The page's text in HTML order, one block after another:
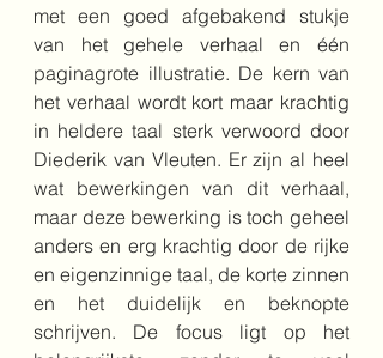
met een goed afgebakend stukje
van het gehele verhaal en één
paginagrote illustratie. De kern van
het verhaal wordt kort maar krachtig
in heldere taal sterk verwoord door
Diederik van Vleuten. Er zijn al heel
wat bewerkingen van dit verhaal,
maar deze bewerking is toch geheel
anders en erg krachtig door de rijke
en eigenzinnige taal, de korte zinnen
en het duidelijk en beknopte
schrijven. De focus ligt op het